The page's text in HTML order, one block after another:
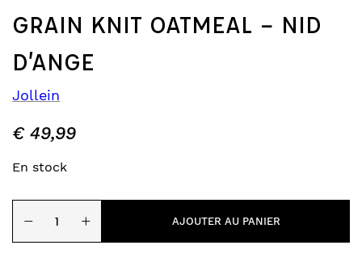
GRAIN KNIT OATMEAL – NID
D’ANGE
Jollein
€49,99
En stock
quantité
de− + AJOUTER AU PANIER